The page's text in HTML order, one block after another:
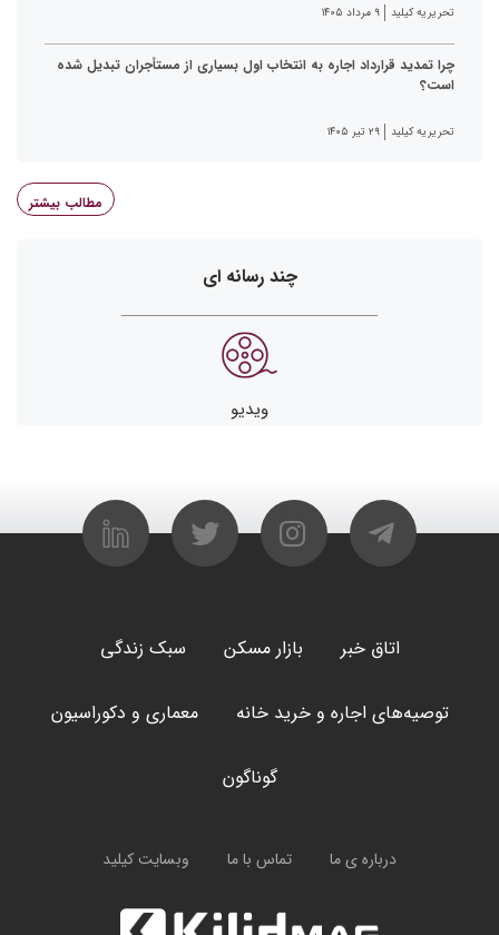
تحریریه کیلید ۹ مرداد ۱۴۰۵
چرا تمدید قرارداد اجاره به انتخاب اول بسیاری از مستأجران تبدیل شده
است؟
تحریریه کیلید ۲۹ تیر ۱۴۰۵
مطالب بیشتر
چند رسانه ای
ویدیو
اتاق خبر بازار مسکن سبک زندگی
توصیه‌های اجاره و خرید خانه معماری و دکوراسیون
گوناگون
درباره ی ما تماس با ما وبسایت کیلید